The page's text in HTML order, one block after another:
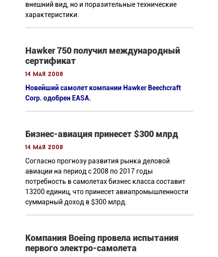
внешний вид, но и поразительные технические
характеристики.
Hawker 750 получил международный
сертификат
14 мая 2008
Новейший самолет компании Hawker Beechcraft
Corp. одобрен EASA.
Бизнес-авиация принесет $300 млрд
14 мая 2008
Согласно прогнозу развития рынка деловой
авиации на период с 2008 по 2017 годы
потребность в самолетах бизнес класса составит
13200 единиц, что принесет авиапромышленности
суммарный доход в $300 млрд.
Компания Boeing провела испытания
первого электро-самолета